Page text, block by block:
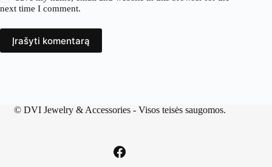
next time I comment.
Įrašyti komentarą
© DVI Jewelry & Accessories- Visos teisės saugomos.